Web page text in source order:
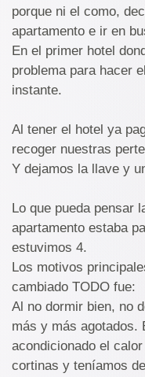
porque ni el como,
apartamento e ir en
En el primer hotel
problema para hacer
instante.
Al tener el hotel ya
recoger nuestras
Y dejamos la llave y
Lo que pueda pensar
apartamento estaba
estuvimos 4.
Los motivos
cambiado TODO fue:
Al no dormir bien, no
más y más agotados.
acondicionado el
cortinas y teníamos